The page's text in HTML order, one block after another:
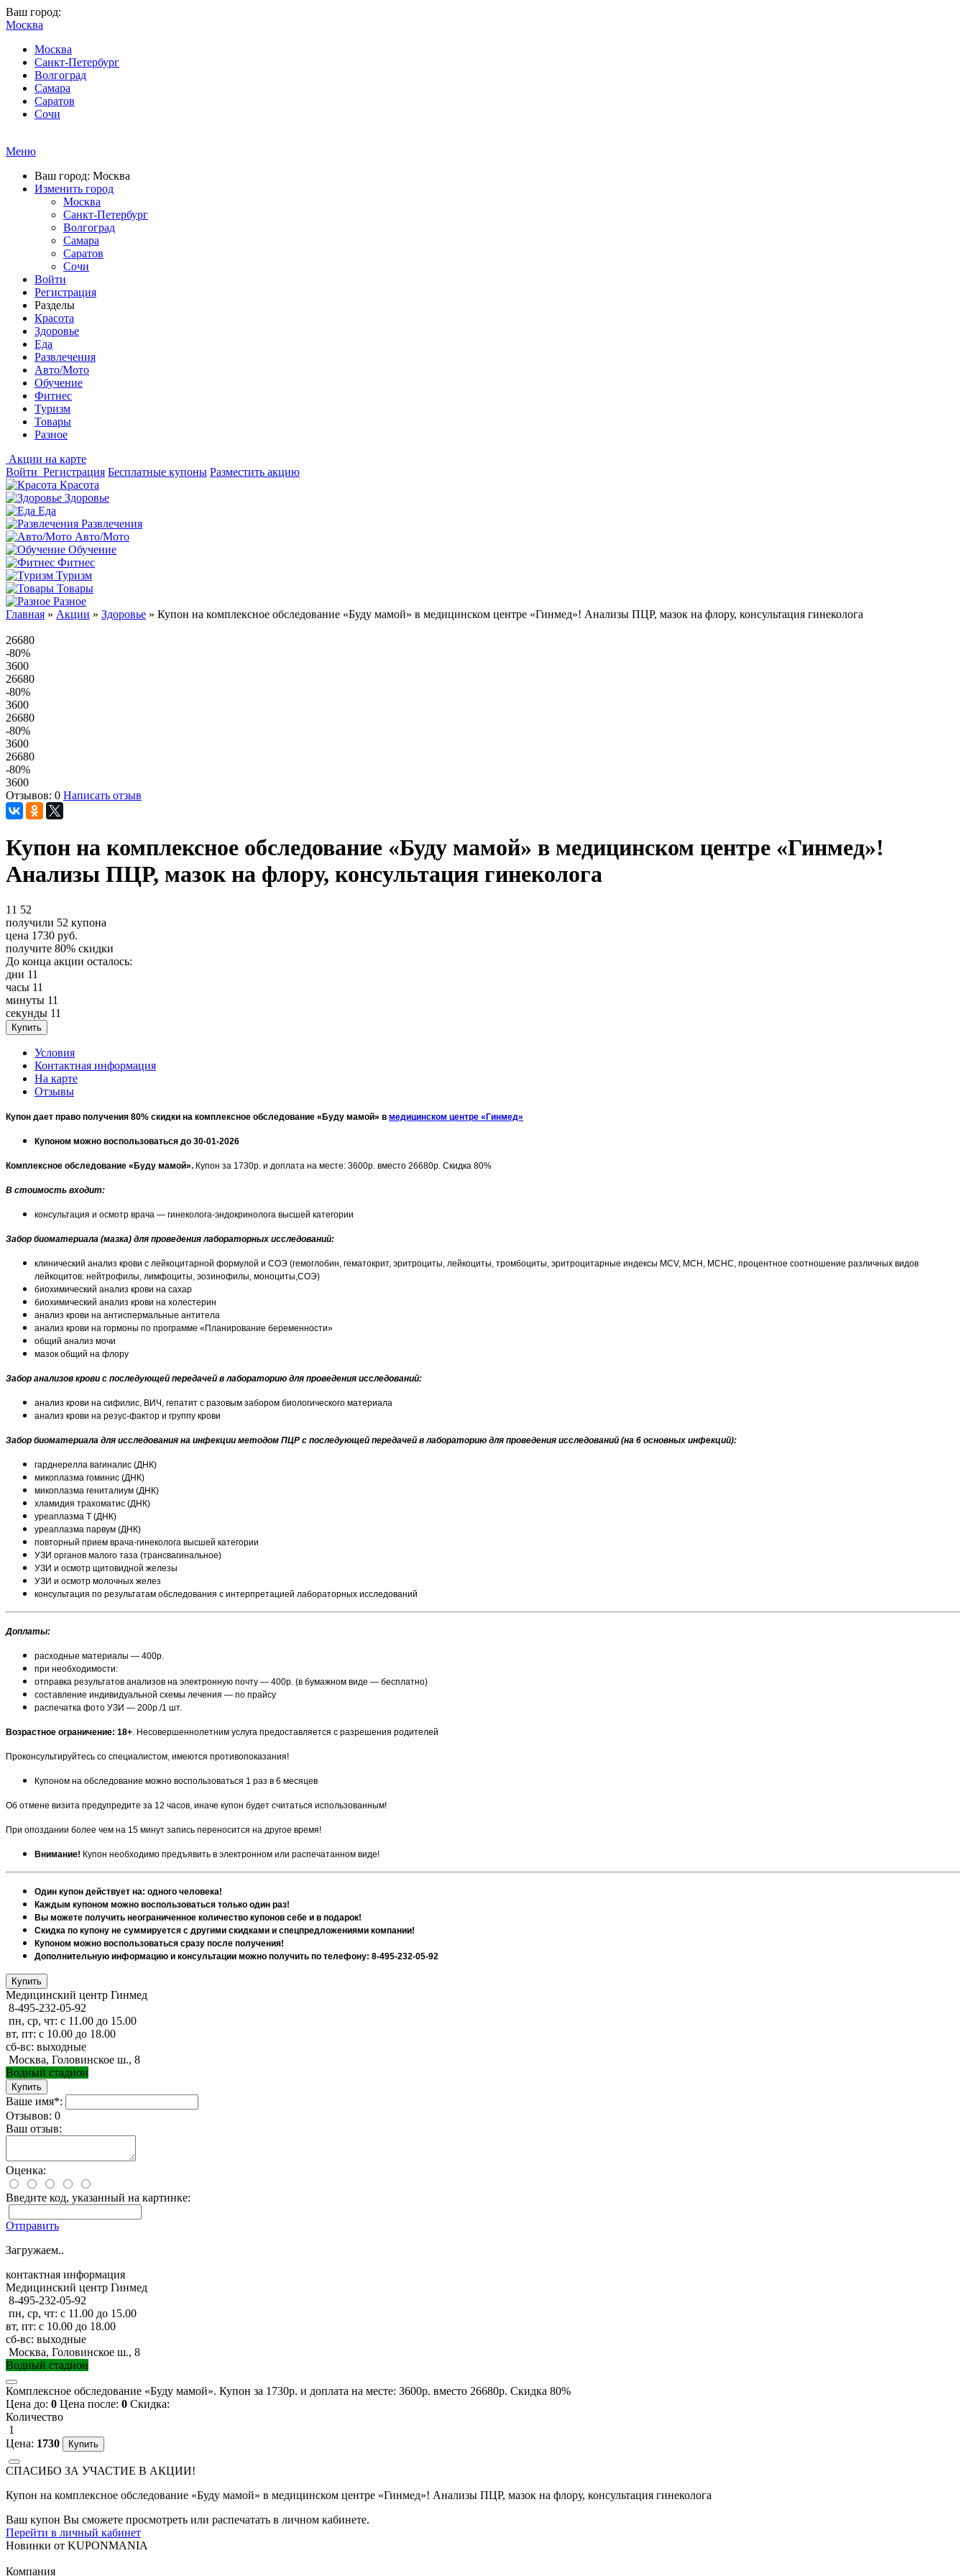
Ваш город:
Москва
Москва
Санкт-Петербург
Волгоград
Самара
Саратов
Сочи
Меню
Ваш город: Москва
Изменить город
Москва
Санкт-Петербург
Волгоград
Самара
Саратов
Сочи
Войти
Регистрация
Разделы
Красота
Здоровье
Еда
Развлечения
Авто/Мото
Обучение
Фитнес
Туризм
Товары
Разное
Акции на карте
Войти Регистрация Бесплатные купоны Разместить акцию
Красота
Здоровье
Еда
Развлечения
Авто/Мото
Обучение
Фитнес
Туризм
Товары
Разное
Главная » Акции » Здоровье » Купон на комплексное обследование «Буду мамой» в медицинском центре «Гинмед»! Анализы ПЦР, мазок на флору, консультация гинеколога
26680
-80%
3600
26680
-80%
3600
26680
-80%
3600
26680
-80%
3600
Отзывов: 0 Написать отзыв
Купон на комплексное обследование «Буду мамой» в медицинском центре «Гинмед»!
Анализы ПЦР, мазок на флору, консультация гинеколога
11 52
получили 52 купона
цена 1730 руб.
получите 80% скидки
До конца акции осталось:
дни 11
часы 11
минуты 11
секунды 11
Условия
Контактная информация
На карте
Отзывы
Купон дает право получения 80% скидки на комплексное обследование «Буду мамой» в медицинском центре «Гинмед»
Купоном можно воспользоваться до 30-01-2026
Комплексное обследование «Буду мамой». Купон за 1730р. и доплата на месте: 3600р. вместо 26680р. Скидка 80%
В стоимость входит:
консультация и осмотр врача — гинеколога-эндокринолога высшей категории
Забор биоматериала (мазка) для проведения лабораторных исследований:
клинический анализ крови с лейкоцитарной формулой и СОЭ (гемоглобин, гематокрит, эритроциты, лейкоциты, тромбоциты, эритроцитарные индексы МСV, MCH, MCHC, процентное соотношение различных видов
лейкоцитов: нейтрофилы, лимфоциты, эозинофилы, моноциты,СОЭ)
биохимический анализ крови на сахар
биохимический анализ крови на холестерин
анализ крови на антиспермальные антитела
анализ крови на гормоны по программе «Планирование беременности»
общий анализ мочи
мазок общий на флору
Забор анализов крови с последующей передачей в лабораторию для проведения исследований:
анализ крови на сифилис, ВИЧ, гепатит с разовым забором биологического материала
анализ крови на резус-фактор и группу крови
Забор биоматериала для исследования на инфекции методом ПЦР с последующей передачей в лабораторию для проведения исследований (на 6 основных инфекций):
гарднерелла вагиналис (ДНК)
микоплазма гоминис (ДНК)
микоплазма гениталиум (ДНК)
хламидия трахоматис (ДНК)
уреаплазма Т (ДНК)
уреаплазма парвум (ДНК)
повторный прием врача-гинеколога высшей категории
УЗИ органов малого таза (трансвагинальное)
УЗИ и осмотр щитовидной железы
УЗИ и осмотр молочных желез
консультация по результатам обследования с интерпретацией лабораторных исследований
Доплаты:
расходные материалы — 400р.
при необходимости:
отправка результатов анализов на электронную почту — 400р. (в бумажном виде — бесплатно)
составление индивидуальной схемы лечения — по прайсу
распечатка фото УЗИ — 200р./1 шт.
Возрастное ограничение: 18+. Несовершеннолетним услуга предоставляется с разрешения родителей
Проконсультируйтесь со специалистом, имеются противопоказания!
Купоном на обследование можно воспользоваться 1 раз в 6 месяцев
Об отмене визита предупредите за 12 часов, иначе купон будет считаться использованным!
При опоздании более чем на 15 минут запись переносится на другое время!
Внимание! Купон необходимо предъявить в электронном или распечатанном виде!
Один купон действует на: одного человека!
Каждым купоном можно воспользоваться только один раз!
Вы можете получить неограниченное количество купонов себе и в подарок!
Скидка по купону не суммируется с другими скидками и спецпредложениями компании!
Купоном можно воспользоваться сразу после получения!
Дополнительную информацию и консультации можно получить по телефону: 8-495-232-05-92
Медицинский центр Гинмед
8-495-232-05-92
пн, ср, чт: с 11.00 до 15.00
вт, пт: с 10.00 до 18.00
сб-вс: выходные
Москва, Головинское ш., 8
Водный стадион
Ваше имя*:
Отзывов: 0
Ваш отзыв:
Оценка:
Введите код, указанный на картинке:
Отправить
Загружаем..
контактная информация
Медицинский центр Гинмед
8-495-232-05-92
пн, ср, чт: с 11.00 до 15.00
вт, пт: с 10.00 до 18.00
сб-вс: выходные
Москва, Головинское ш., 8
Водный стадион
Комплексное обследование «Буду мамой». Купон за 1730р. и доплата на месте: 3600р. вместо 26680р. Скидка 80%
Цена до: 0 Цена после: 0 Скидка:
Количество
1
Цена: 1730
СПАСИБО ЗА УЧАСТИЕ В АКЦИИ!
Купон на комплексное обследование «Буду мамой» в медицинском центре «Гинмед»! Анализы ПЦР, мазок на флору, консультация гинеколога
Ваш купон Вы сможете просмотреть или распечатать в личном кабинете.
Перейти в личный кабинет
Новинки от KUPONMANIA
Компания